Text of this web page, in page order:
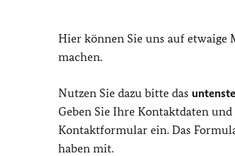
Hier können Sie uns auf
machen.
Nutzen Sie dazu bitte das
Geben Sie Ihre Kontaktdaten
Kontaktformular ein. Das
haben mit.